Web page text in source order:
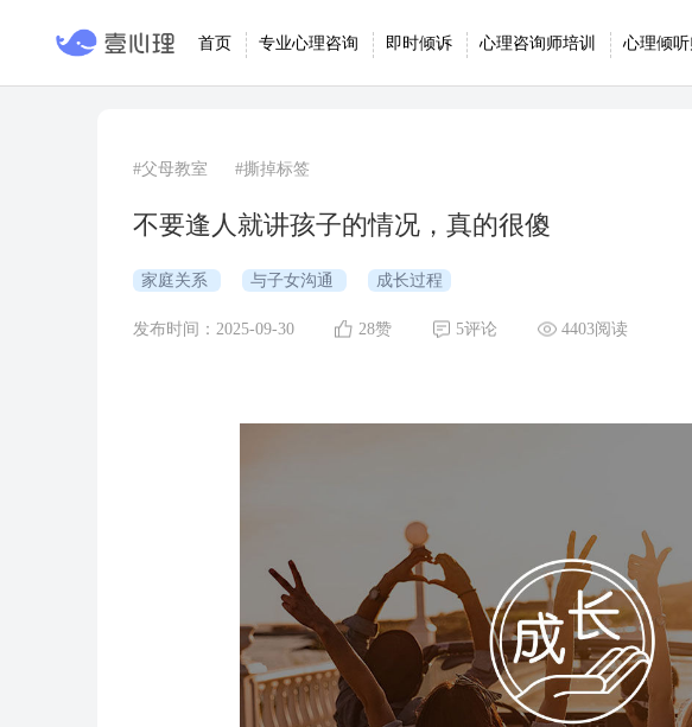
首页 专业心理咨询 即时倾诉 心理咨询师培训 心理倾听
#父母教室 #撕掉标签
不要逢人就讲孩子的情况，真的很傻
家庭关系 与子女沟通 成长过程
发布时间：2025-09-30 28赞 5评论 4403阅读